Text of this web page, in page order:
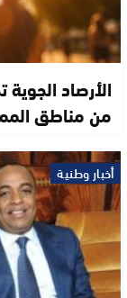
الأرصاد
من مناطق
أخبار وطنية